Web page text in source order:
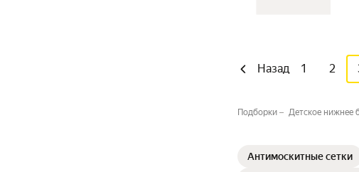
Назад 1 2
Подборки Детское нижнее
Антимоскитные сетки